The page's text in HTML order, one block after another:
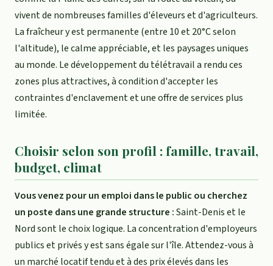
vivent de nombreuses familles d'éleveurs et d'agriculteurs.
La fraîcheur y est permanente (entre 10 et 20°C selon
l'altitude), le calme appréciable, et les paysages uniques
au monde. Le développement du télétravail a rendu ces
zones plus attractives, à condition d'accepter les
contraintes d'enclavement et une offre de services plus
limitée.
Choisir selon son profil : famille, travail,
budget, climat
Vous venez pour un emploi dans le public ou cherchez
un poste dans une grande structure :Saint-Denis et le
Nord sont le choix logique. La concentration d'employeurs
publics et privés y est sans égale sur l'île. Attendez-vous à
un marché locatif tendu et à des prix élevés dans les